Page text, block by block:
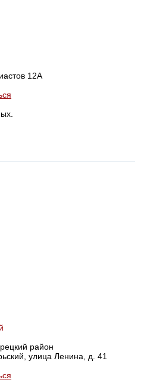
12А
район
улица Ленина, д. 41